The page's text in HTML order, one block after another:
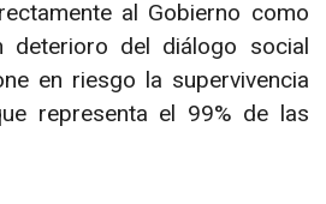
al Gobierno como
deterioro del diálogo social
en riesgo la supervivencia
representa el 99% de las